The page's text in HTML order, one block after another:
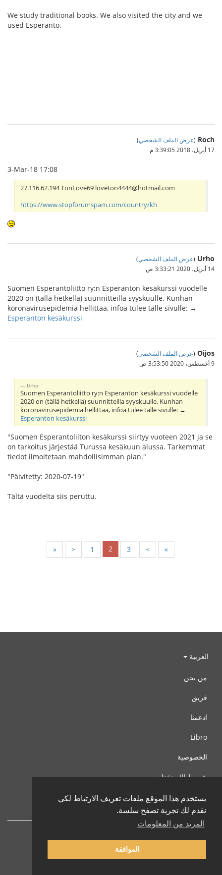
يستخدم هذا الموقع ملفات تعريف الارتباط لكي
نقدم لك تجربة تصفح سلسة.
المزيد من المعلومات
الموافقة
We study traditional books. We also visited the city and we
used Esperanto.
Roch
(عرض الملف الشخصي)
17 أبريل، 2018 3:39:05 م
3-Mar-18 17:08
27.116.62.194 TonLove69 loveton4444@hotmail.com
https://www.stopforumspam.com/country/kh
Urho
(عرض الملف الشخصي)
14 أبريل، 2020 3:33:21 ص
Suomen Esperantoliitto ry:n Esperanton kesäkurssi vuodelle
2020 on (tällä hetkellä) suunnitteilla syyskuulle. Kunhan
koronavirusepidemia hellittää, infoa tulee tälle sivulle: →
Esperanton kesäkurssi
Oijos
(عرض الملف الشخصي)
9 أغسطس، 2020 3:53:50 ص
Urho:
Suomen Esperantoliitto ry:n Esperanton kesäkurssi vuodelle
2020 on (tällä hetkellä) suunnitteilla syyskuulle. Kunhan
koronavirusepidemia hellittää, infoa tulee tälle sivulle: →
Esperanton kesäkurssi
"Suomen Esperantoliiton kesäkurssi siirtyy vuoteen 2021 ja se
on tarkoitus järjestää Turussa kesäkuun alussa. Tarkemmat
tiedot ilmoitetaan mahdollisimman pian."
"Päivitetty: 2020-07-19"
Tältä vuodelta siis peruttu.
« < 1 2 3 > »
العربية
من نحن
فريق
ادعمنا
Libro
الخصوصية
شروط الإستخدام
اتصل بنا
© 2002-2026 lernu.net |Impressum